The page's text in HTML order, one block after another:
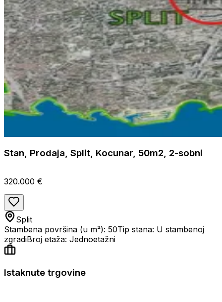
Stan, Prodaja, Split, Kocunar, 50m2, 2-sobni
320.000 €
Split
Stambena površina (u m²): 50Tip stana: U stambenoj
zgradiBroj etaža: Jednoetažni
Istaknute trgovine